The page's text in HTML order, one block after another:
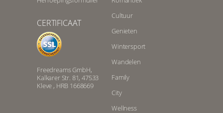
CERTIFICAAT
Freedreams GmbH,
Kalkarer Str. 81, 47533
Kleve , HRB 1668669
Cultuur
Genieten
Wintersport
Wandelen
Family
City
Wellness